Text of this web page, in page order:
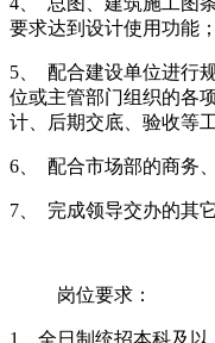
7、 完成领导交办的其它
岗位要求：
1、全日制统招本科及以
2、有3-5年结构设计工
4、熟悉相关的设计规